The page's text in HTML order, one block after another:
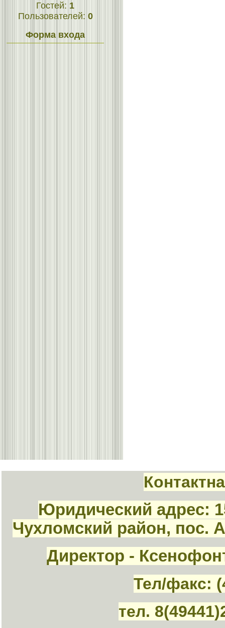
Гостей: 1
Пользователей: 0
Форма входа
Юридический адрес:
Чухломский район, пос.
Директор -
Тел/факс:
тел.